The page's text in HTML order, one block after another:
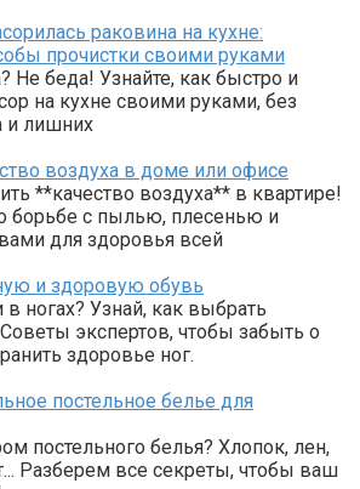
раковина на кухне:
прочистки своими руками
Не беда! Узнайте, как быстро и
на кухне своими руками, без
и лишних
воздуха в доме или офисе
**качество воздуха** в квартире!
борьбе с пылью, плесенью и
для здоровья всей
и здоровую обувь
ногах? Узнай, как выбрать
экспертов, чтобы забыть о
здоровье ног.
постельное белье для
постельного белья? Хлопок, лен,
Разберем все секреты, чтобы ваш